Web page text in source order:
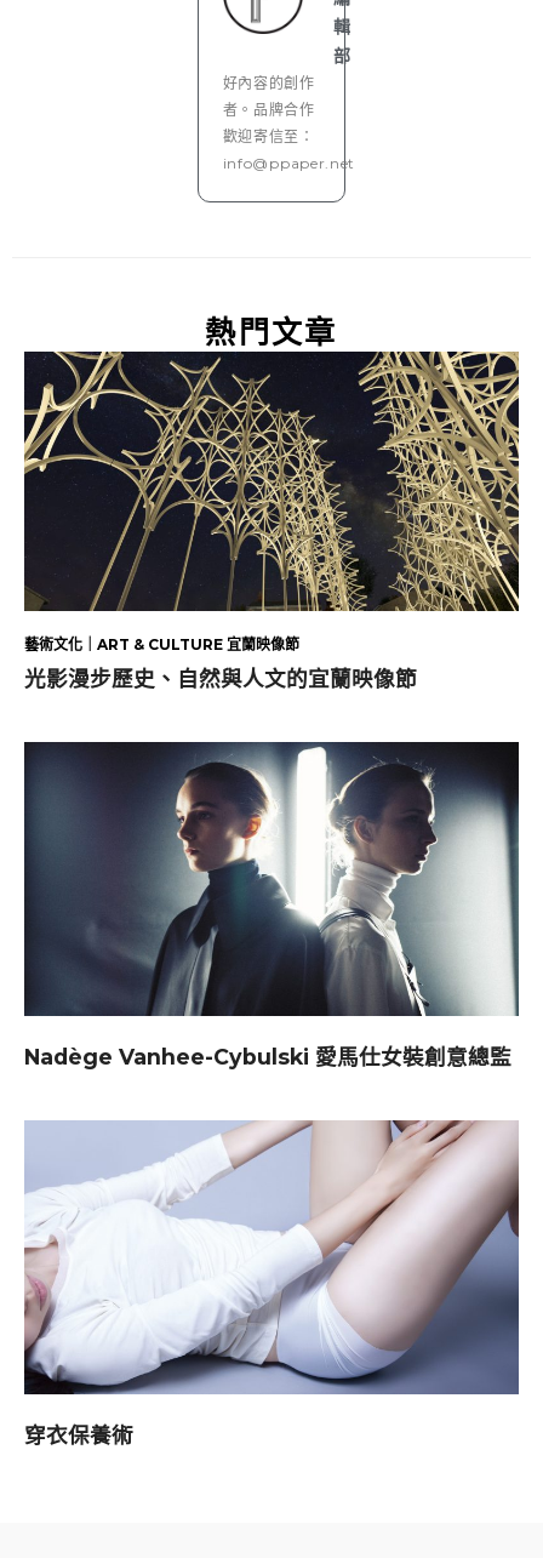
輯
部
好內容的創作
者。品牌合作
歡迎寄信至：
info@ppaper.net
熱門文章
藝術文化｜ART & CULTURE 宜蘭映像節
光影漫步歷史、自然與人文的宜蘭映像節
Nadège Vanhee-Cybulski 愛馬仕女裝創意總監
穿衣保養術